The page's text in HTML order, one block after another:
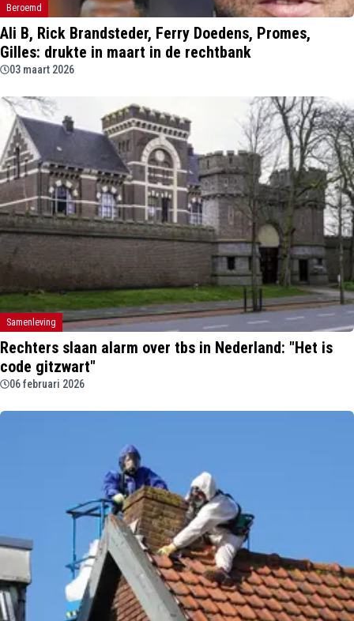
Beroemd
Ali B, Rick Brandsteder, Ferry Doedens, Promes,
Gilles: drukte in maart in de rechtbank
03 maart 2026
Samenleving
Rechters slaan alarm over tbs in Nederland: "Het is
code gitzwart"
06 februari 2026